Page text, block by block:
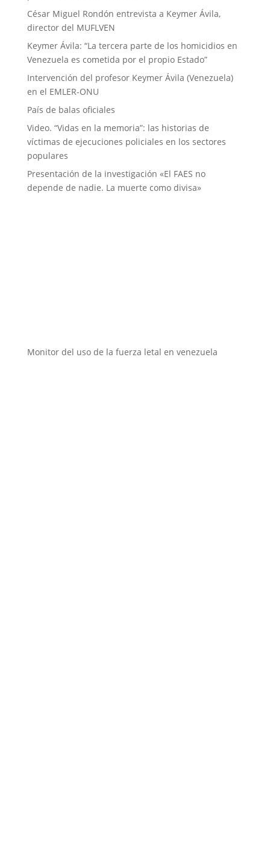
César Miguel Rondón entrevista a Keymer Ávila,
director del MUFLVEN
Keymer Ávila: “La tercera parte de los homicidios en
Venezuela es cometida por el propio Estado”
Intervención del profesor Keymer Ávila (Venezuela)
en el EMLER-ONU
País de balas oficiales
Video. “Vidas en la memoria”: las historias de
víctimas de ejecuciones policiales en los sectores
populares
Presentación de la investigación «El FAES no
depende de nadie. La muerte como divisa»
Monitor del uso de la fuerza letal en venezuela